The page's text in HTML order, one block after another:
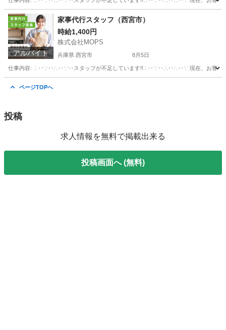
千葉 我孫子市 我孫子駅 その他 スタッフ
アルバイト
家事代行スタッフ（西宮市）
時給1,400円
株式会社MOPS
兵庫県 西宮市 8月5日
仕事内容: ∴‥∵‥∴‥∵‥スタッフが不足しています!!∴‥∵‥∴‥∴‥∵ 現在、お客様から多
ページTOPへ
投稿
求人情報を無料で掲載出来る
投稿画面へ (無料)